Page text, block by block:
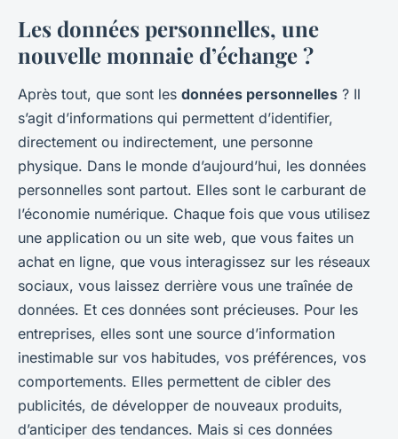
Les données personnelles, une
nouvelle monnaie d’échange ?
Après tout, que sont les données personnelles ? Il
s’agit d’informations qui permettent d’identifier,
directement ou indirectement, une personne
physique. Dans le monde d’aujourd’hui, les données
personnelles sont partout. Elles sont le carburant de
l’économie numérique. Chaque fois que vous utilisez
une application ou un site web, que vous faites un
achat en ligne, que vous interagissez sur les réseaux
sociaux, vous laissez derrière vous une traînée de
données. Et ces données sont précieuses. Pour les
entreprises, elles sont une source d’information
inestimable sur vos habitudes, vos préférences, vos
comportements. Elles permettent de cibler des
publicités, de développer de nouveaux produits,
d’anticiper des tendances. Mais si ces données